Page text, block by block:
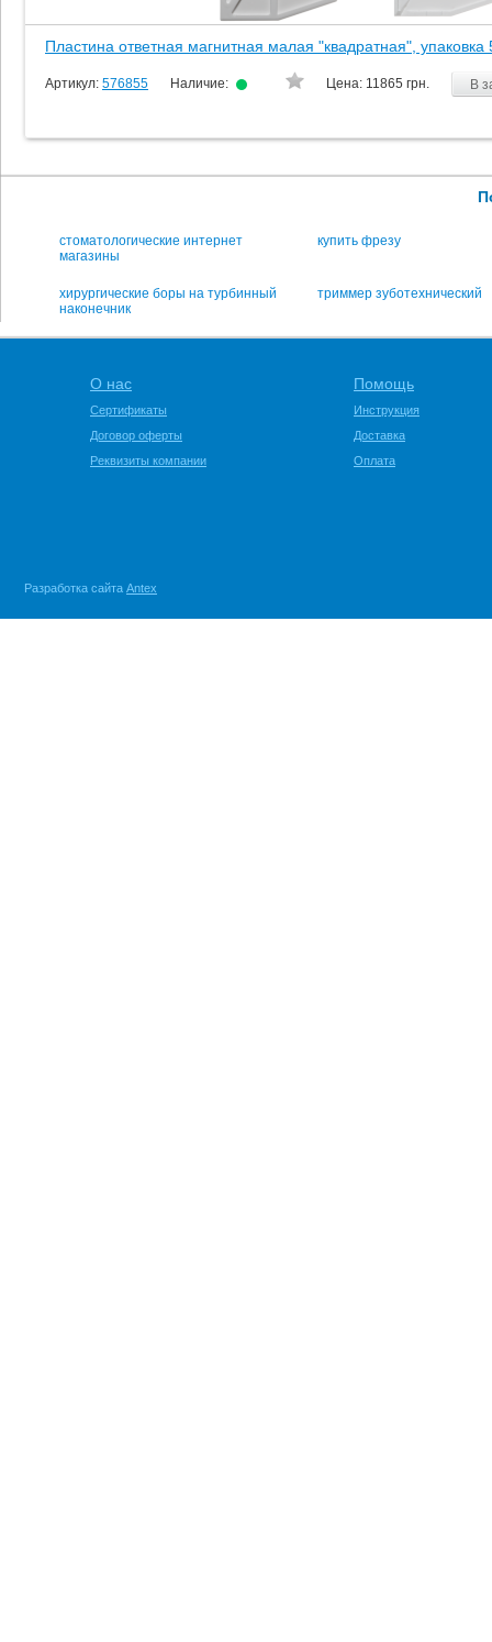
Пластина ответная магнитная малая "квадратная", упаковка
Артикул: 576855 Наличие: В
Цена: 11865 грн.
стоматологические интернет
магазины
купить фрезу
хирургические боры на турбинный
наконечник
триммер зуботехнический
О нас
Сертификаты
Договор оферты
Реквизиты компании
Помощь
Инструкция
Доставка
Оплата
Разработка сайта Antex